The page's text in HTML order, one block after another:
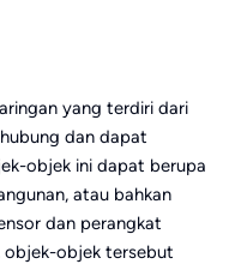
yang terdiri dari
dan dapat
objek ini dapat berupa
atau bahkan
dan perangkat
objek-objek tersebut